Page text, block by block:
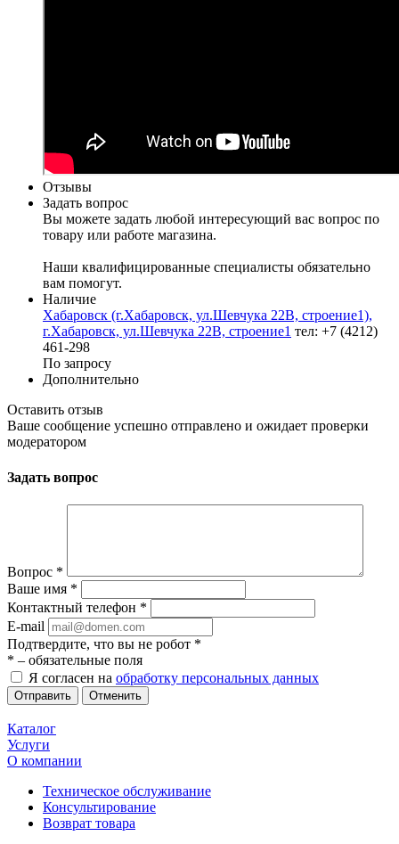
Отзывы
Задать вопрос
Вы можете задать любой интересующий вас вопрос по
товару или работе магазина.
Наши квалифицированные специалисты обязательно
вам помогут.
Наличие
Хабаровск (г.Хабаровск, ул.Шевчука 22В, строение1),
г.Хабаровск, ул.Шевчука 22В, строение1 тел: +7 (4212)
461-298
По запросу
Дополнительно
Оставить отзыв
Ваше сообщение успешно отправлено и ожидает проверки
модератором
Задать вопрос
Вопрос *
Ваше имя *
Контактный телефон *
E-mail
Подтвердите, что вы не робот *
* – обязательные поля
Я согласен на обработку персональных данных
Отменить
Каталог
Услуги
О компании
Техническое обслуживание
Консультирование
Возврат товара